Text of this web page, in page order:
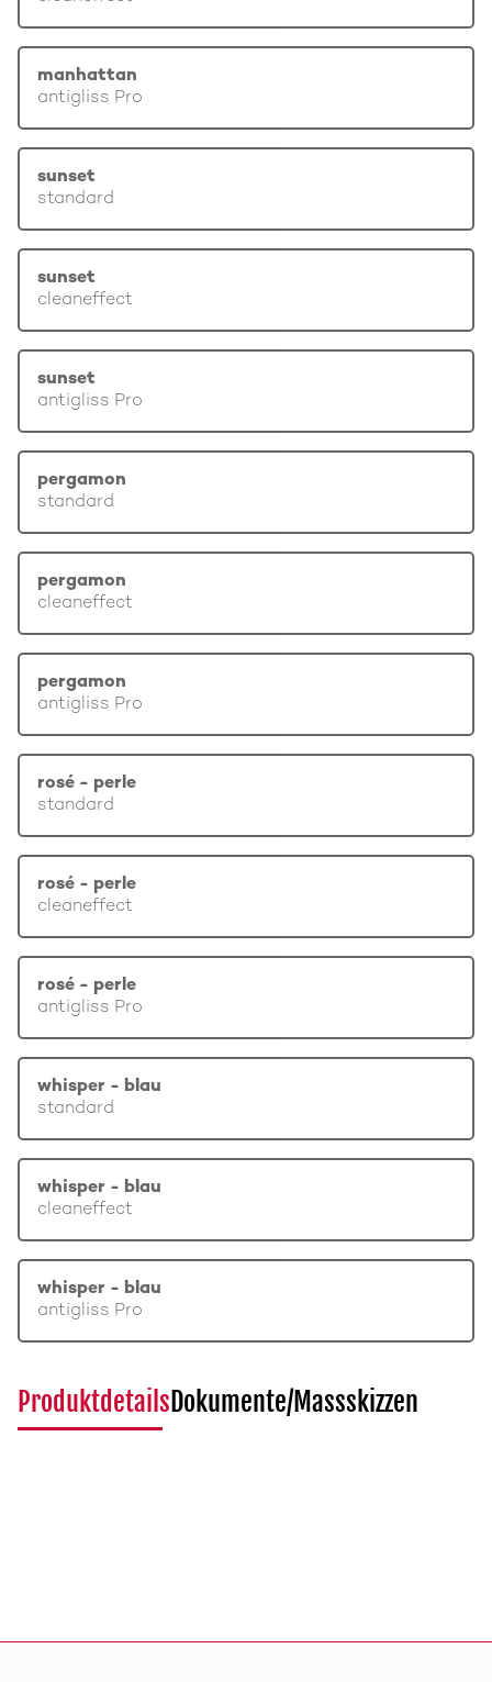
manhattan
antigliss Pro
sunset
standard
sunset
cleaneffect
sunset
antigliss Pro
pergamon
standard
pergamon
cleaneffect
pergamon
antigliss Pro
rosé - perle
standard
rosé - perle
cleaneffect
rosé - perle
antigliss Pro
whisper - blau
standard
whisper - blau
cleaneffect
whisper - blau
antigliss Pro
ProduktdetailsDokumente/Massskizzen